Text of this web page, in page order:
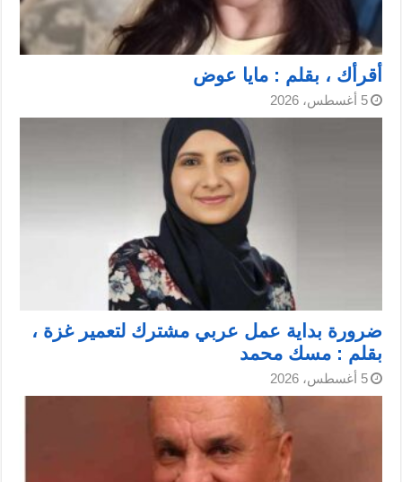
أقرأك ، بقلم : مايا عوض
5 أغسطس، 2026
ضرورة بداية عمل عربي مشترك لتعمير غزة ،
بقلم : مسك محمد
5 أغسطس، 2026